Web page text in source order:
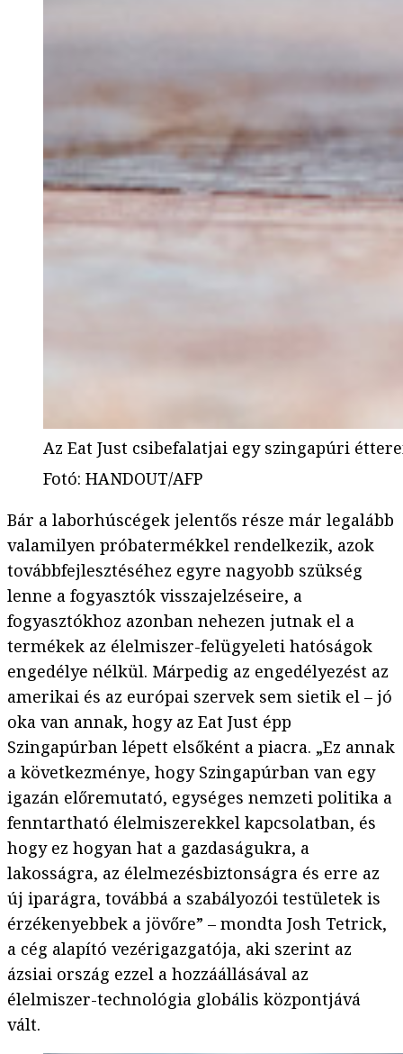
Az Eat Just csibefalatjai egy szingapúri
Fotó: HANDOUT/AFP
Bár a laborhúscégek jelentős része már legalább
valamilyen próbatermékkel rendelkezik, azok
továbbfejlesztéséhez egyre nagyobb szükség
lenne a fogyasztók visszajelzéseire, a
fogyasztókhoz azonban nehezen jutnak el a
termékek az élelmiszer-felügyeleti hatóságok
engedélye nélkül. Márpedig az engedélyezést az
amerikai és az európai szervek sem sietik el – jó
oka van annak, hogy az Eat Just épp
Szingapúrban lépett elsőként a piacra. „Ez annak
a következménye, hogy Szingapúrban van egy
igazán előremutató, egységes nemzeti politika a
fenntartható élelmiszerekkel kapcsolatban, és
hogy ez hogyan hat a gazdaságukra, a
lakosságra, az élelmezésbiztonságra és erre az
új iparágra, továbbá a szabályozói testületek is
érzékenyebbek a jövőre” – mondta Josh Tetrick,
a cég alapító vezérigazgatója, aki szerint az
ázsiai ország ezzel a hozzáállásával az
élelmiszer-technológia globális központjává
vált.